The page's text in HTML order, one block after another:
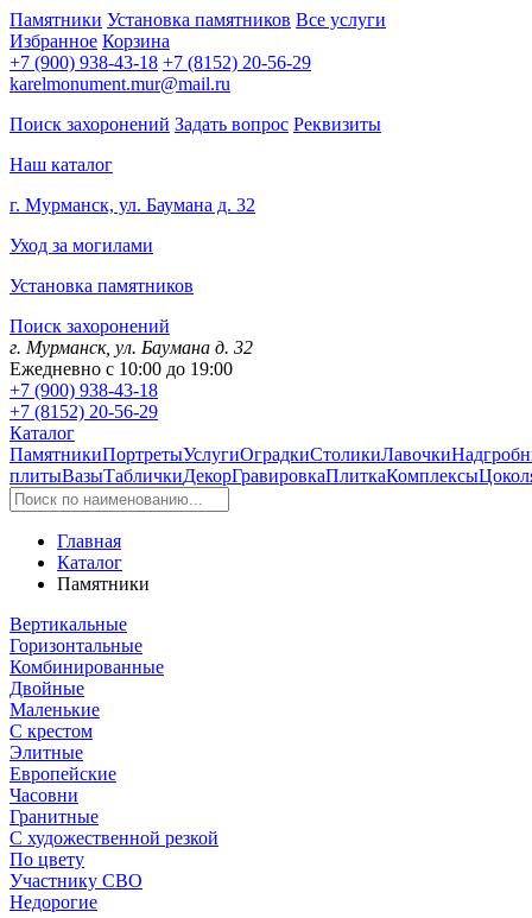
Памятники Установка памятников Все услуги
Избранное Корзина
+7 (900) 938-43-18 +7 (8152) 20-56-29
karelmonument.mur@mail.ru
Поиск захоронений Задать вопрос Реквизиты
Наш каталог
г. Мурманск, ул. Баумана д. 32
Уход за могилами
Установка памятников
Поиск захоронений
г. Мурманск, ул. Баумана д. 32
Ежедневно с 10:00 до 19:00
+7 (900) 938-43-18
+7 (8152) 20-56-29
Каталог
ПамятникиПортретыУслугиОградкиСтоликиЛавочки
плитыВазыТабличкиДекорГравировкаПлиткаКомплексы
Главная
Каталог
Памятники
Вертикальные
Горизонтальные
Комбинированные
Двойные
Маленькие
С крестом
Элитные
Европейские
Часовни
Гранитные
С художественной резкой
По цвету
Участнику СВО
Недорогие